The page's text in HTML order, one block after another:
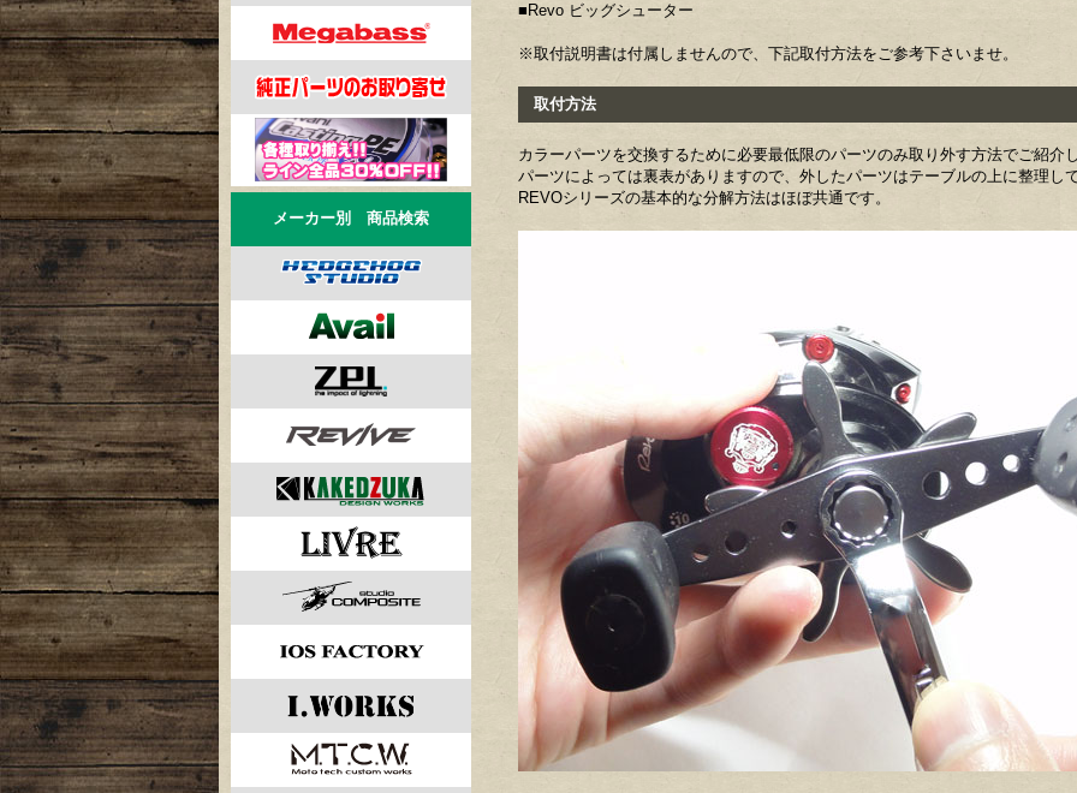
メーカー別 商品検索
■Revo ビッグシューター
※取付説明書は付属しませんので、下記取付方法をご参考下さいませ。
取付方法
カラーパーツを交換するために必要最低限のパーツのみ取り外す方法でご紹介
パーツによっては裏表がありますので、外したパーツはテーブルの上に整理し
REVOシリーズの基本的な分解方法はほぼ共通です。